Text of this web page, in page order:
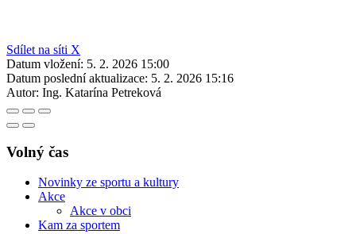
Sdílet na síti X
Datum vložení: 5. 2. 2026 15:00
Datum poslední aktualizace: 5. 2. 2026 15:16
Autor: Ing. Katarína Petreková
Volný čas
Novinky ze sportu a kultury
Akce
Akce v obci
Kam za sportem